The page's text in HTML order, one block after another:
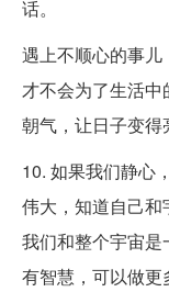
话。
遇上不顺心的事
才不会为了生活
朝气，让日子变得
10. 如果我们静心
伟大，知道自己和
我们和整个宇宙
有智慧，可以做更